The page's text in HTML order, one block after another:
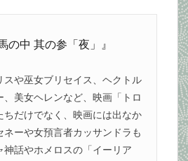
の中 其の参「夜」』
スや巫女ブリセイス、ヘクトル
美女ヘレンなど、映画「トロ
ちだけでなく、映画には出なか
ネーや女預言者カッサンドラも
神話やホメロスの「イーリア